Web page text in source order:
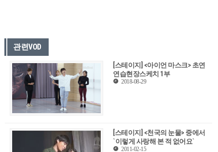
관련VOD
[스테이지] <아이언 마스크> 초연
연습현장스케치 1부
2018-08-29
[스테이지] <천국의 눈물> 중에서
`이렇게 사랑해 본 적 없어요`
2011-02-15